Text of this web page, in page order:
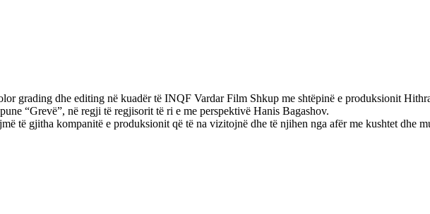
grading dhe editing në kuadër të INQF Vardar Film Shkup me shtëpinë e produksionit
“Grevë”, në regji të regjisorit të ri e me perspektivë Hanis Bagashov.
të gjitha kompanitë e produksionit që të na vizitojnë dhe të njihen nga afër me kushtet dhe